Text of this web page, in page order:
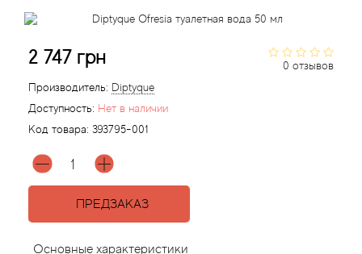
0 отзывов
2 747 грн
Производитель: Diptyque
Доступность: Нет в наличии
Код товара: 393795-001
ПРЕДЗАКАЗ
Основные характеристики
42° by Beauty More
Abercrombie Fitch
Absolument Parfumeur
Acqua di Parma
Acqua di Sardegna
Условия
Aкции
Контакты